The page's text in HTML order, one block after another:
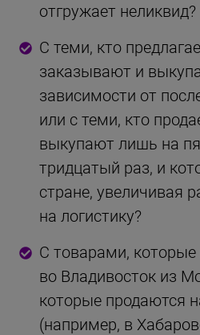
отгружает неликвид?
С теми, кто
заказывают и
зависимости от
или с теми, кто
выкупают лишь на
тридцатый раз, и
стране, увеличивая
на логистику?
С товарами, которые
во Владивосток из
которые продаются
(например, в